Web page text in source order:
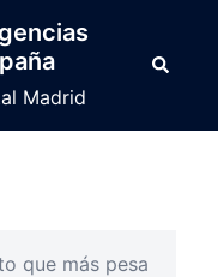
Madrid
Buscar
que más pesa